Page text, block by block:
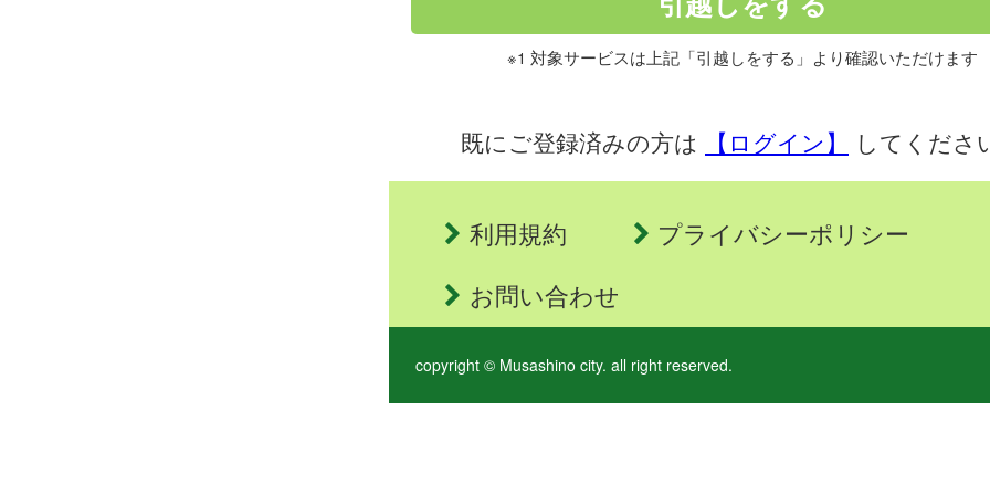
※1 対象サービスは上記「引越しをする」より確認いただけます
既にご登録済みの方は 【ログイン】 してくださ
利用規約
プライバシーポリシー
お問い合わせ
copyright © Musashino city. all right reserved.